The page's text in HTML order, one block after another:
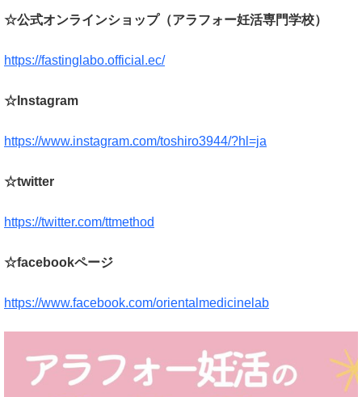
☆公式オンラインショップ（アラフォー妊活専門学校）
https://fastinglabo.official.ec/
☆Instagram
https://www.instagram.com/toshiro3944/?hl=ja
☆twitter
https://twitter.com/ttmethod
☆facebookページ
https://www.facebook.com/orientalmedicinelab